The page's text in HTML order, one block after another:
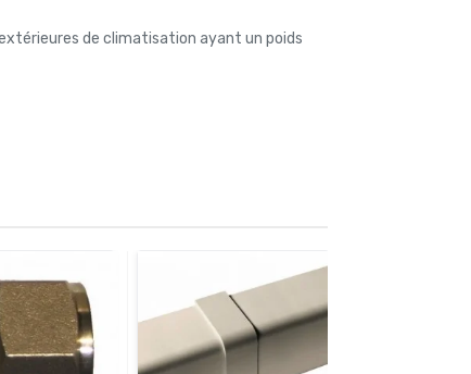
de climatisation ayant un poids